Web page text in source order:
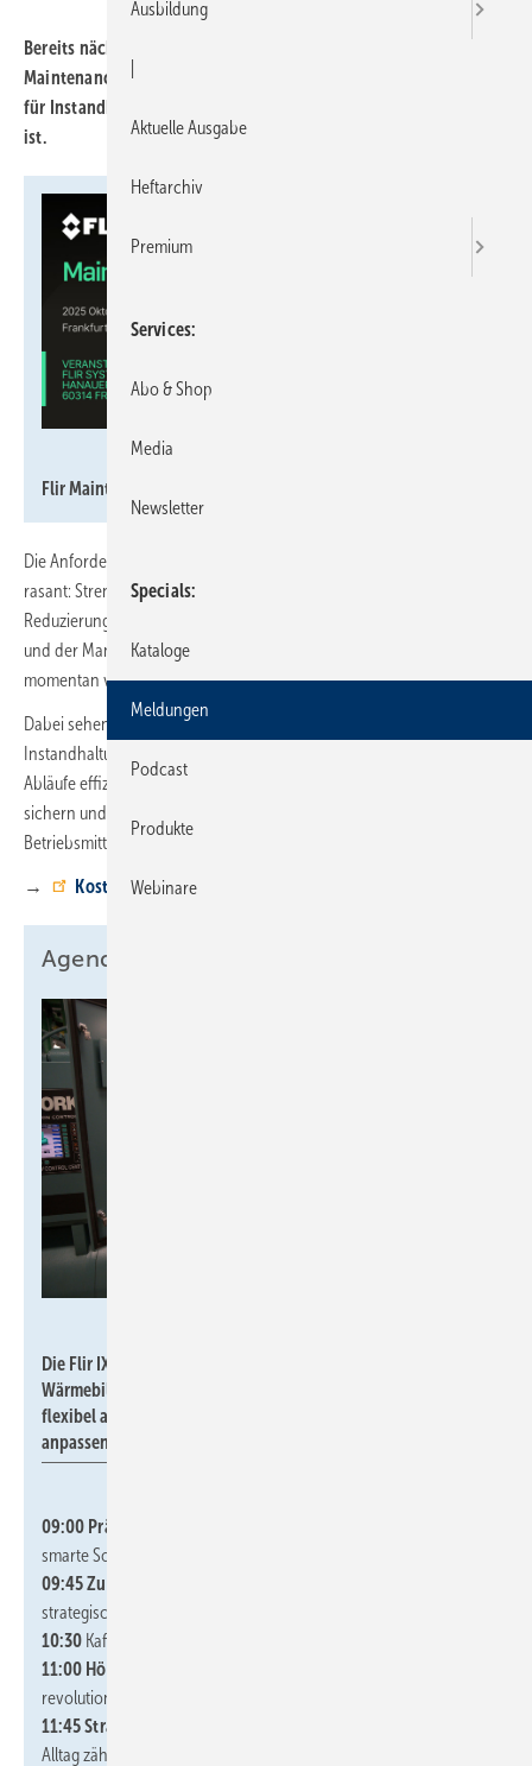
Bereits nächste Woche findet in Frankfurt am Main der Flir
Maintenance Day statt – eine ganztägige Präsenzveranstaltung
für Instandhaltungsprofis, die für Kurzentschlossene kostenlos
ist.
Flir Maintenance Day.
Die Anforderungen an moderne Instandhaltung verändern sich
rasant: Strengere Umweltauflagen, der Trend zur nachhaltigen
Reduzierung des Energieverbrauchs, der Einsatz neuer Technologien
und der Mangel an qualifiziertem Personal stellen Unternehmen
momentan vor komplexe Aufgaben.
Dabei sehen sich gerade Verantwortliche für
Instandhaltungsprozesse mit der Herausforderung konfrontiert, ihre
Abläufe effizienter zu gestalten, die Qualität der Dokumentation zu
sichern und gleichzeitig den Überblick über den Zustand der
Betriebsmittel zu behalten.
→ Kostenfrei anmelden
Agenda Flir Maintenance Day
Die Flir IXX-Serie, eine neuen Generation mobiler
Wärmebildkameras, lässt sich über Apps individuell und
flexibel an die jeweilige Arbeitsweise und Anforderungen
anpassen.
09:00 Präzision trifft Effizienz:
smarte Software
09:45 Zukunft der Instandhaltung:
strategischen Vorteil wird
10:30 Kaffeepause
11:00 Hören statt Raten:
revolutioniert
11:45 Strategisch schulen, gezielt handeln:
Alltag zählen
Ausbildung
Aktuelle Ausgabe
Heftarchiv
Premium
Services
Abo & Shop
Media
Newsletter
Specials
Kataloge
Meldungen
Podcast
Produkte
Webinare